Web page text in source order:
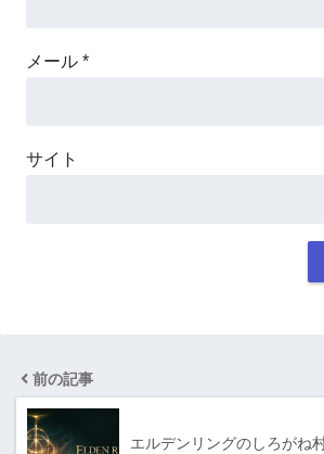
メール *
サイト
前の記事
エルデンリングのしろがね